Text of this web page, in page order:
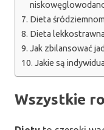
Dieta
Dieta
Jak zbilansować
Jakie są
Wszystkie